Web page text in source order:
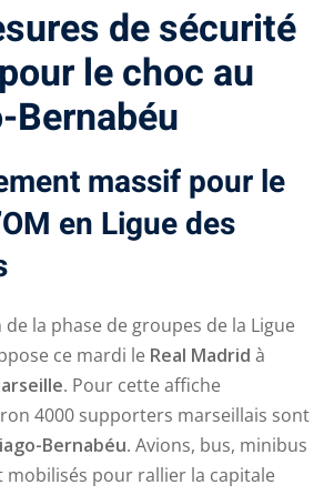
de sécurité
le choc au
Bernabéu
massif pour le
en Ligue des
la phase de groupes de la Ligue
ce mardi le Real Madrid à
. Pour cette affiche
4000 supporters marseillais sont
Bernabéu. Avions, bus, minibus
pour rallier la capitale